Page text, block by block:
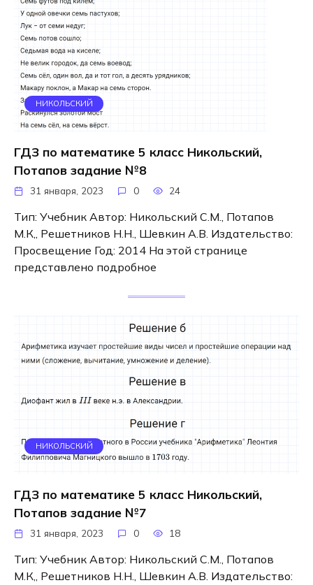
НИКОЛЬСКИЙ
ГДЗ по математике 5 класс Никольский,
Потапов задание №8
31 января, 2023 0 24
Тип: Учебник Автор: Никольский С.М., Потапов
М.К,, Решетников Н.Н., Шевкин А.В. Издательство:
Просвещение Год: 2014 На этой странице
представлено подробное
НИКОЛЬСКИЙ
ГДЗ по математике 5 класс Никольский,
Потапов задание №7
31 января, 2023 0 18
Тип: Учебник Автор: Никольский С.М., Потапов
М.К,, Решетников Н.Н., Шевкин А.В. Издательство: